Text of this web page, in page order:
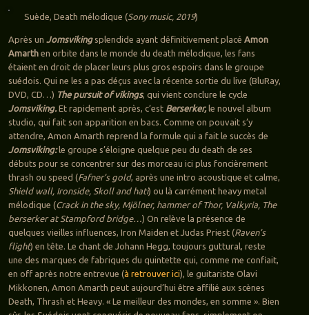
Suède, Death mélodique (Sony music, 2019)
Après un Jomsvikingsplendide ayant définitivement placé Amon
Amarthen orbite dans le monde du death mélodique, les fans
étaient en droit de placer leurs plus gros espoirs dans le groupe
suédois. Qui ne les a pas déçus avec la récente sortie du live (BluRay,
DVD, CD…) The pursuit of vikings, qui vient conclure le cycle
Jomsviking. Et rapidement après, c’est Berserker,le nouvel album
studio, qui fait son apparition en bacs. Comme on pouvait s’y
attendre, Amon Amarth reprend la formule qui a fait le succès de
Jomsviking:le groupe s’éloigne quelque peu du death de ses
débuts pour se concentrer sur des morceau ici plus foncièrement
thrash ou speed (Fafner’s gold, après une intro acoustique et calme,
Shield wall, Ironside, Skoll and hati) ou là carrément heavy metal
mélodique (Crack in the sky, Mjölner, hammer of Thor, Valkyria, The
berserker at Stampford bridge… ) On relève la présence de
quelques vieilles influences, Iron Maiden et Judas Priest (Raven’s
flight) en tête. Le chant de Johann Hegg, toujours guttural, reste
une des marques de fabriques du quintette qui, comme me confiait,
en off après notre entrevue (à retrouver ici), le guitariste Olavi
Mikkonen, Amon Amarth peut aujourd’hui être affilié aux scènes
Death, Thrash et Heavy. « Le meilleur des mondes, en somme ». Bien